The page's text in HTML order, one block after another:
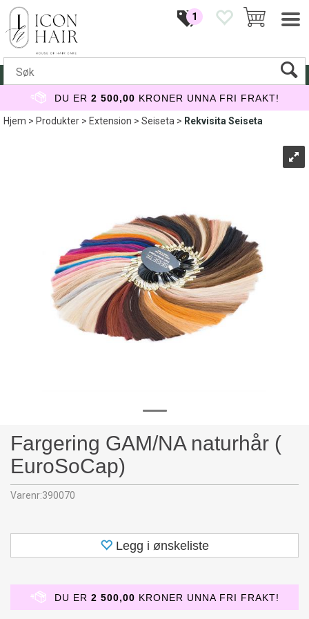
1
DU ER 2 500,00 KRONER UNNA FRI FRAKT!
Hjem>Produkter>Extension>Seiseta> Rekvisita Seiseta
Fargering GAM/NA naturhår (
EuroSoCap)
Varenr:390070
Legg i ønskeliste
DU ER 2 500,00 KRONER UNNA FRI FRAKT!